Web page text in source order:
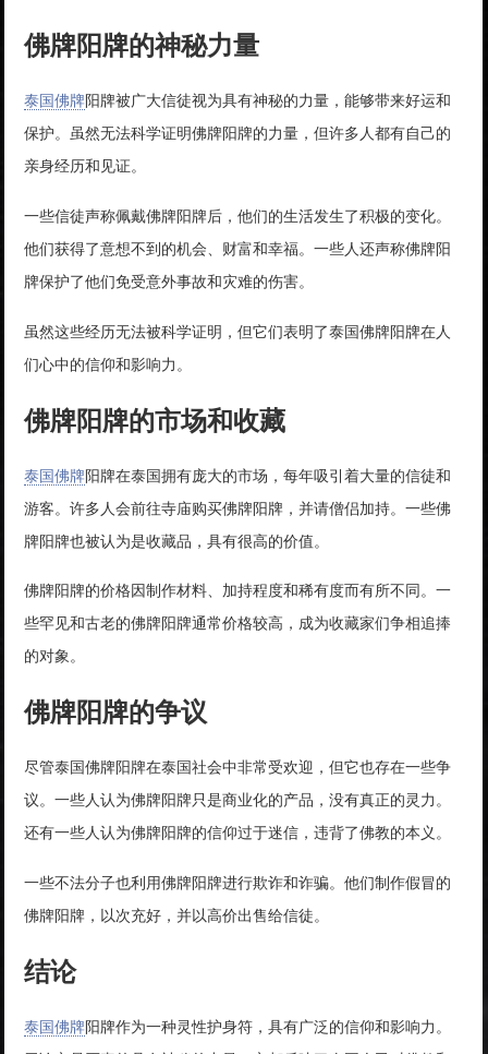
佛牌阳牌的神秘力量
泰国佛牌 阳牌被广大信徒视为具有神秘的力量，能够带来好运和
保护。虽然无法科学证明佛牌阳牌的力量，但许多人都有自己的
亲身经历和见证。
一些信徒声称佩戴佛牌阳牌后，他们的生活发生了积极的变化。
他们获得了意想不到的机会、财富和幸福。一些人还声称佛牌阳
牌保护了他们免受意外事故和灾难的伤害。
虽然这些经历无法被科学证明，但它们表明了泰国佛牌阳牌在人
们心中的信仰和影响力。
佛牌阳牌的市场和收藏
泰国佛牌阳牌在泰国拥有庞大的市场，每年吸引着大量的信徒和
游客。许多人会前往寺庙购买佛牌阳牌，并请僧侣加持。一些佛
牌阳牌也被认为是收藏品，具有很高的价值。
佛牌阳牌的价格因制作材料、加持程度和稀有度而有所不同。一
些罕见和古老的佛牌阳牌通常价格较高，成为收藏家们争相追捧
的对象。
佛牌阳牌的争议
尽管泰国佛牌阳牌在泰国社会中非常受欢迎，但它也存在一些争
议。一些人认为佛牌阳牌只是商业化的产品，没有真正的灵力。
还有一些人认为佛牌阳牌的信仰过于迷信，违背了佛教的本义。
一些不法分子也利用佛牌阳牌进行欺诈和诈骗。他们制作假冒的
佛牌阳牌，以次充好，并以高价出售给信徒。
结论
泰国佛牌 阳牌作为一种灵性护身符，具有广泛的信仰和影响力。